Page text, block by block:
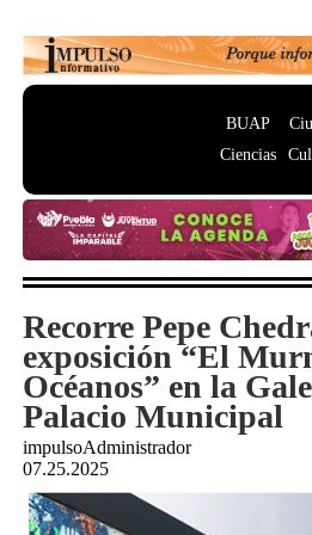
BUAP
Ciencias
Recorre Pepe
exposición “El
Océanos” en la
Palacio Municipal
impulsoAdministrador
07.25.2025